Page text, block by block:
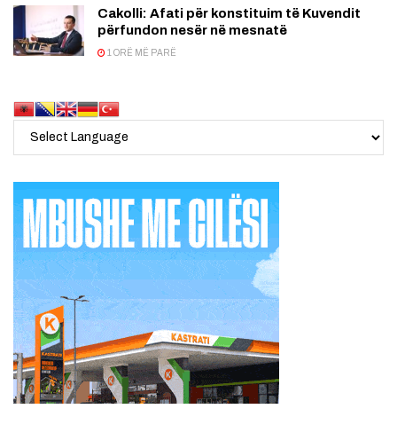
Cakolli: Afati për konstituim të Kuvendit
përfundon nesër në mesnatë
1 ORË MË PARË